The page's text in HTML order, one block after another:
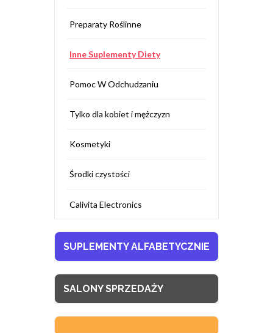
Preparaty Roślinne
Inne Suplementy Diety
Pomoc W Odchudzaniu
Tylko dla kobiet i mężczyzn
Kosmetyki
Środki czystości
Calivita Electronics
SUPLEMENTY ALFABETYCZNIE
SALONY SPRZEDAŻY